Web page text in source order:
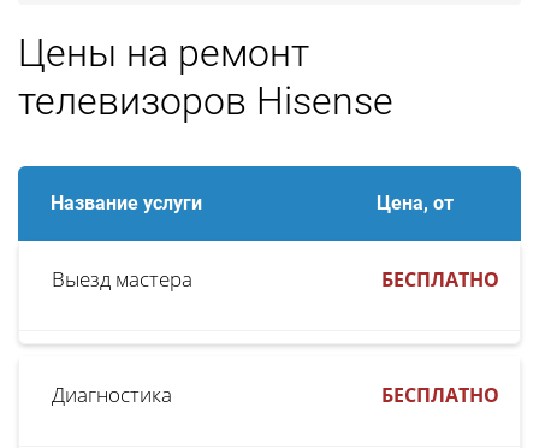
Цены на ремонт
телевизоров Hisense
Название услуги Цена, от
Выезд мастера БЕСПЛАТНО
Диагностика БЕСПЛАТНО